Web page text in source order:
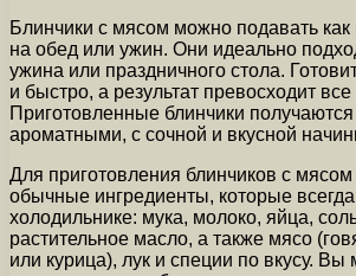
Блинчики с мясом можно подавать как
на обед или ужин. Они идеально
ужина или праздничного стола.
и быстро, а результат превосходит
Приготовленные блинчики
ароматными, с сочной и вкусной
Для приготовления блинчиков с
обычные ингредиенты, которые
холодильнике: мука, молоко, яйца,
растительное масло, а также мясо
или курица), лук и специи по вкусу. Вы